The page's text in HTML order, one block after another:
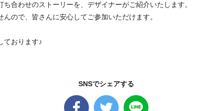
ち合わせのストーリーを、デザイナーがご紹介いたします。
んので、皆さんに安心してご参加いただけます。
ております♪
SNSでシェアする